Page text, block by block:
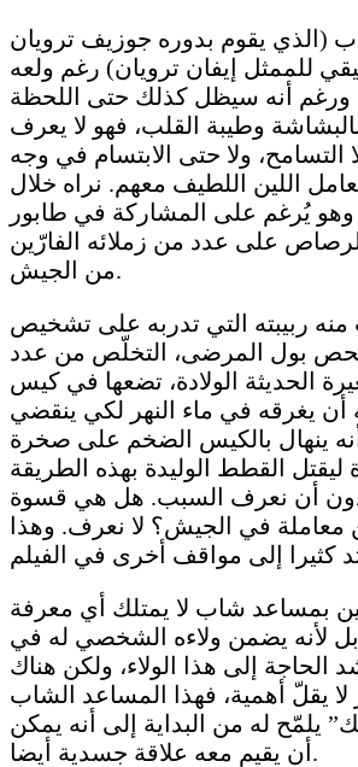
(الذي يقوم بدوره جوزيف ترويان
للممثل إيفان ترويان) رغم ولعه
ورغم أنه سيظل كذلك حتى اللحظة
بالبشاشة وطيبة القلب، فهو لا يعرف
التسامح، ولا حتى الابتسام في وجه
اللين اللطيف معهم. نراه خلال
يُرغم على المشاركة في طابور
الرصاص على عدد من زملائه الفارّين
من الجيش.
ربيبته التي تدربه على تشخيص
بول المرضى، التخلّص من عدد
الحديثة الولادة، تضعها في كيس
أن يغرقه في ماء النهر لكي ينقضي
أنه ينهال بالكيس الضخم على صخرة
القطط الوليدة بهذه الطريقة
دون أن نعرف السبب. هل هي قسوة
معاملة في الجيش؟ لا نعرف. وهذا
بمساعد شاب لا يمتلك أي معرفة
بل لأنه يضمن ولاءه الشخصي له في
الحاجة إلى هذا الولاء، ولكن هناك
لا يقلّ أهمية، فهذا المساعد الشاب
يلمّح له من البداية إلى أنه يمكن
أن يقيم معه علاقة جسدية أيضا.